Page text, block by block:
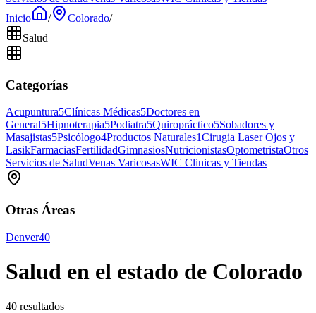
Inicio
/ Colorado/
Salud
Categorías
Acupuntura5Clínicas Médicas5Doctores en
General5Hipnoterapia5Podiatra5Quiropráctico5Sobadores y
Masajistas5Psicólogo4Productos Naturales1Cirugia Laser Ojos y
LasikFarmaciasFertilidadGimnasiosNutricionistasOptometristaOtros
Servicios de SaludVenas VaricosasWIC Clinicas y Tiendas
Otras Áreas
Denver40
Salud en el estado de Colorado
40 resultados